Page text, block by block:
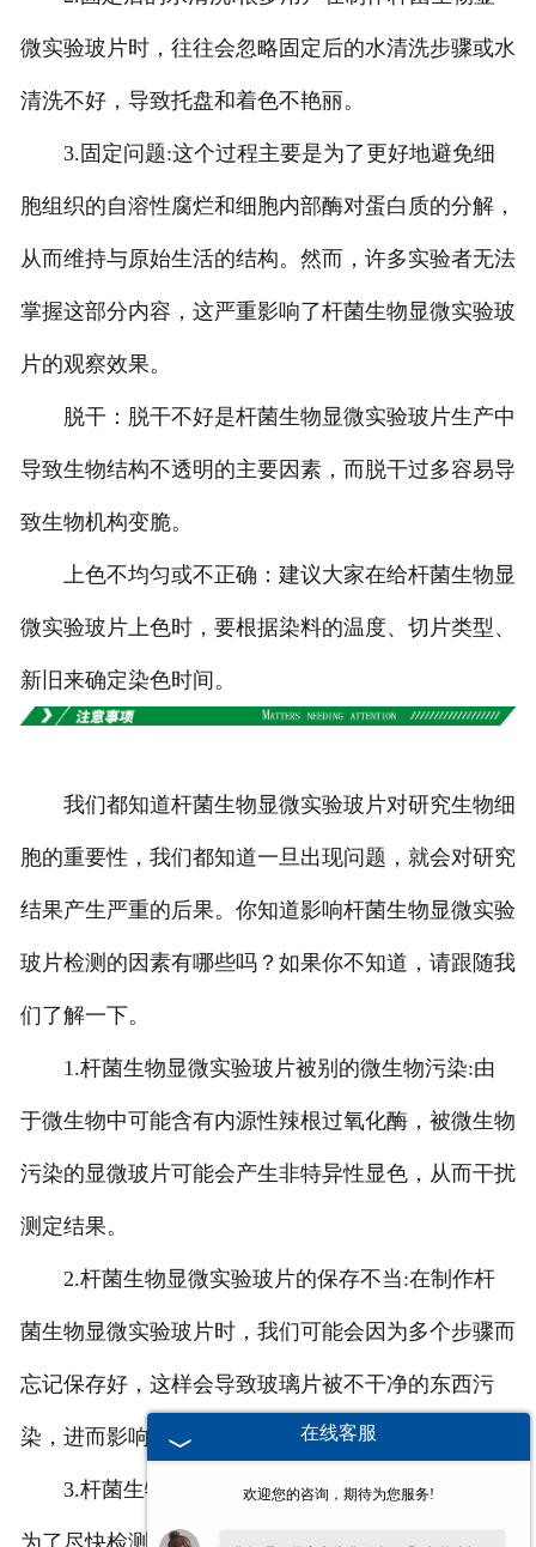
微实验玻片时，往往会忽略固定后的水清洗步骤或水
清洗不好，导致托盘和着色不艳丽。
3.固定问题:这个过程主要是为了更好地避免细
胞组织的自溶性腐烂和细胞内部酶对蛋白质的分解，
从而维持与原始生活的结构。然而，许多实验者无法
掌握这部分内容，这严重影响了杆菌生物显微实验玻
片的观察效果。
脱干：脱干不好是杆菌生物显微实验玻片生产中
导致生物结构不透明的主要因素，而脱干过多容易导
致生物机构变脆。
上色不均匀或不正确：建议大家在给杆菌生物显
微实验玻片上色时，要根据染料的温度、切片类型、
新旧来确定染色时间。
我们都知道杆菌生物显微实验玻片对研究生物细
胞的重要性，我们都知道一旦出现问题，就会对研究
结果产生严重的后果。你知道影响杆菌生物显微实验
玻片检测的因素有哪些吗？如果你不知道，请跟随我
们了解一下。
1.杆菌生物显微实验玻片被别的微生物污染:由
于微生物中可能含有内源性辣根过氧化酶，被微生物
污染的显微玻片可能会产生非特异性显色，从而干扰
测定结果。
2.杆菌生物显微实验玻片的保存不当:在制作杆
菌生物显微实验玻片时，我们可能会因为多个步骤而
忘记保存好，这样会导致玻璃片被不干净的东西污
染，进而影响检测结果。
3.杆菌生物显微实验玻片没有完全固化:有时，
在线客服
欢迎您的咨询，期待为您服务!